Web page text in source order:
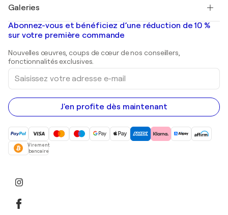
Banksy
Mr. Brainwash
Shepard Fairey
Tableaux abstraits à vendre
Peintures de paysage
Estampes
Peintures acryliques
Galeries
Galeries d'art en France
Galeries d'art en Belgique
Abonnez-vous et bénéficiez d’une réduction de 10 %
sur votre première commande
Nouvelles œuvres, coups de cœur de nos conseillers,
fonctionnalités exclusives.
Saisissez
votre
adresse
e-
mail
J'en profite dès maintenant
Virement
bancaire